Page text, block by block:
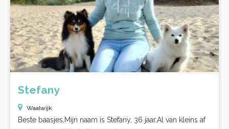
Stefany
Waalwijk
Beste baasjes,Mijn naam is Stefany, 36 jaar.Al van kleins af